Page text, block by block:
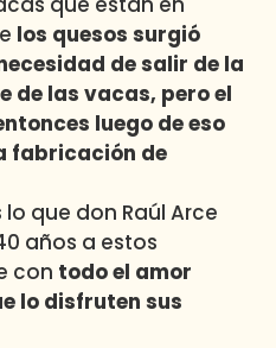
los quesos surgió
de salir de la
de las vacas, pero el
luego de eso
fabricación de
que don Raúl Arce
años a estos
con todo el amor
lo disfruten sus